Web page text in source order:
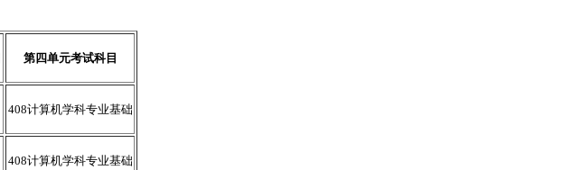
第四单元考试科目
408计算机学科专业基础
408计算机学科专业基础